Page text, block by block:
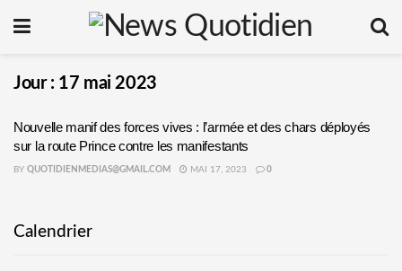
Jour : 17 mai 2023
Nouvelle manif des forces vives : l’armée et des chars déployés
sur la route Prince contre les manifestants
BY QUOTIDIENMEDIAS@GMAIL.COM MAI 17, 2023 0
Calendrier